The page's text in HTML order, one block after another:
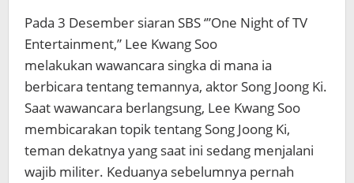
Pada 3 Desember siaran SBS ‘”One Night of TV
Entertainment,” Lee Kwang Soo
melakukan wawancara singka di mana ia
berbicara tentang temannya, aktor Song Joong Ki.
Saat wawancara berlangsung, Lee Kwang Soo
membicarakan topik tentang Song Joong Ki,
teman dekatnya yang saat ini sedang menjalani
wajib militer. Keduanya sebelumnya pernah